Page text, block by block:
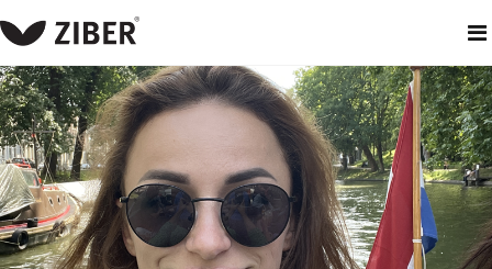
heim neuigkeiten wie sasha ukrainischen eltern hilft